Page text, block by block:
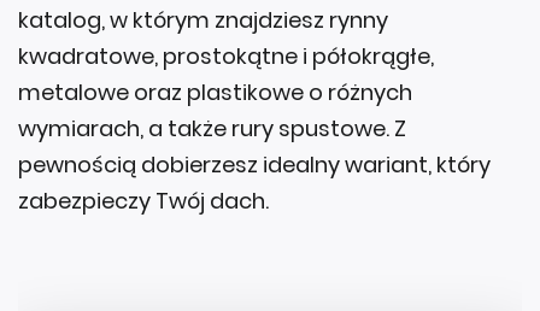
katalog, w którym znajdziesz rynny
kwadratowe, prostokątne i półokrągłe,
metalowe oraz plastikowe o różnych
wymiarach, a także rury spustowe. Z
pewnością dobierzesz idealny wariant, który
zabezpieczy Twój dach.